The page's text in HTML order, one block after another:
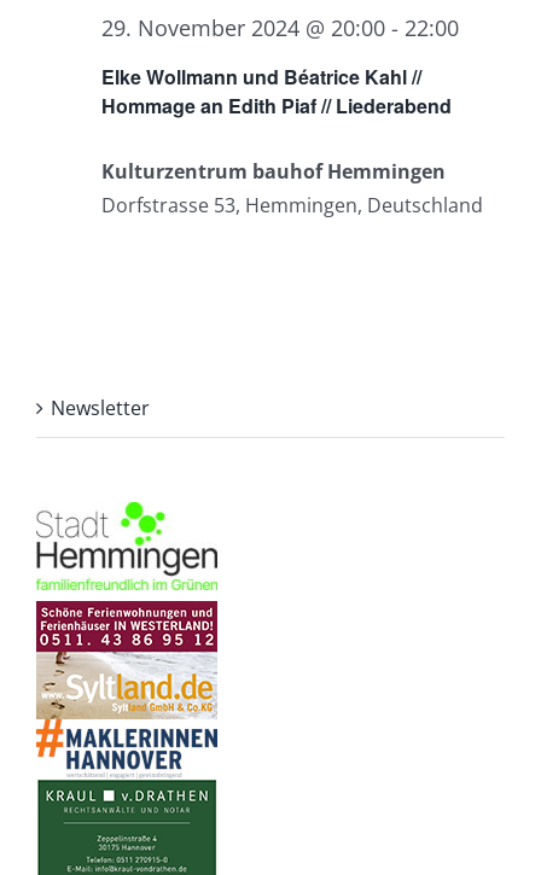
Elke Wollmann und Béatrice Kahl //
Hommage an Edith Piaf // Liederabend
29. November 2024 @ 20:00 - 22:00
Kulturzentrum bauhof Hemmingen
Dorfstrasse 53, Hemmingen, Deutschland
Newsletter